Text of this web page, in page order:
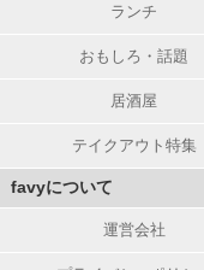
ランチ
おもしろ・話題
居酒屋
テイクアウト特集
favyについて
運営会社